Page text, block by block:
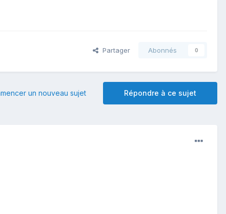
Partager Abonnés 0
Répondre à ce sujet
un nouveau sujet